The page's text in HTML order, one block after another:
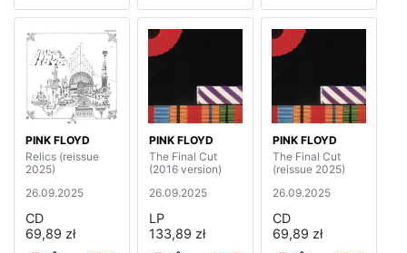
PINK FLOYD
Relics (reissue
2025)
26.09.2025
CD
69,89 zł
PINK FLOYD
The Final Cut
(2016 version)
26.09.2025
LP
133,89 zł
PINK FLOYD
The Final Cut
(reissue 2025)
26.09.2025
CD
69,89 zł